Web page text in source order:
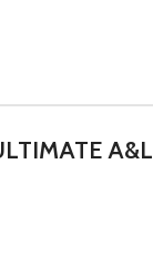
A&L